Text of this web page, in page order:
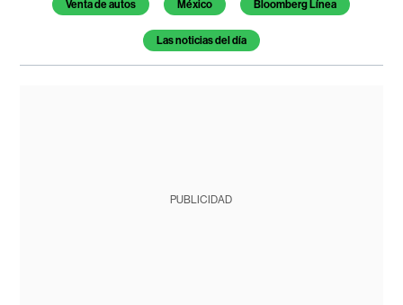
Venta de autos México Bloomberg Línea
Las noticias del día
PUBLICIDAD